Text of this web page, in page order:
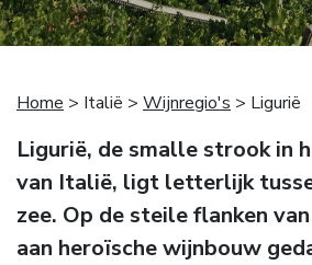
Home > Italië > Wijnregio's > Ligurië
Ligurië, de smalle strook in
van Italië, ligt letterlijk
zee. Op de steile flanken
aan heroïsche wijnbouw